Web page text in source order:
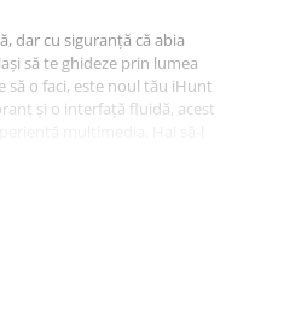
dar cu siguranță că abia
să te ghideze prin lumea
o faci, este noul tău iHunt
și o interfață fluidă, acest